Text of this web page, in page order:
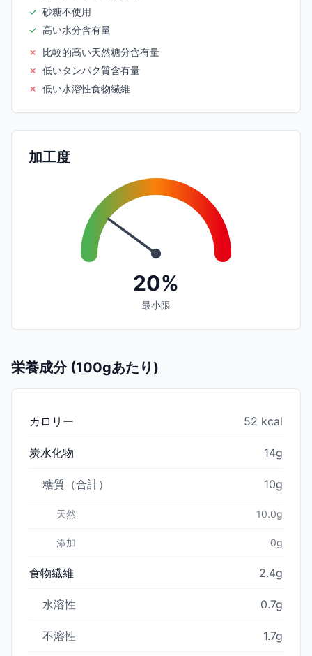
✓ 砂糖不使用
✓ 高い水分含有量
✗
比較的高い天然糖分含有量
✗ 低いタンパク質含有量
✗ 低い水溶性食物繊維
加工度
20%
最小限
栄養成分 (100gあたり)
カロリー 52 kcal
炭水化物 14g
糖質（合計） 10g
天然 10.0g
添加 0g
食物繊維 2.4g
水溶性 0.7g
不溶性 1.7g